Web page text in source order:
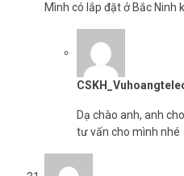
Mình có lắp đặt ở Bắc Ninh
Dạ chào anh, anh
tư vấn cho mình nhé